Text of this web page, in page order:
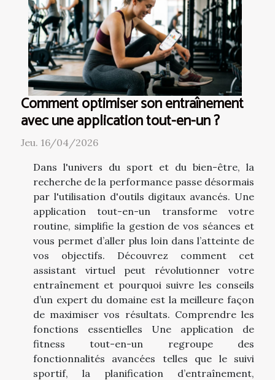
Comment optimiser son entraînement
avec une application tout-en-un ?
Jeu. 16/04/2026
Dans l'univers du sport et du bien-être, la
recherche de la performance passe désormais
par l'utilisation d'outils digitaux avancés. Une
application tout-en-un transforme votre
routine, simplifie la gestion de vos séances et
vous permet d’aller plus loin dans l’atteinte de
vos objectifs. Découvrez comment cet
assistant virtuel peut révolutionner votre
entraînement et pourquoi suivre les conseils
d’un expert du domaine est la meilleure façon
de maximiser vos résultats. Comprendre les
fonctions essentielles Une application de
fitness tout-en-un regroupe des
fonctionnalités avancées telles que le suivi
sportif, la planification d’entraînement,